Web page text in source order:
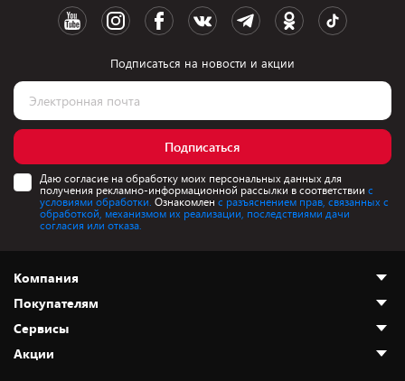
Подписаться на новости и акции
Подписаться
Даю согласие на обработку моих персональных данных для
получения рекламно-информационной рассылки в соответствии с
условиями обработки. Ознакомлен с разъяснением прав, связанных с
обработкой, механизмом их реализации, последствиями дачи
согласия или отказа.
Компания
О нас
Адреса магазинов
Новости
Покупателям
Как сделать заказ
Оплата и доставка
Сервисы
Акции